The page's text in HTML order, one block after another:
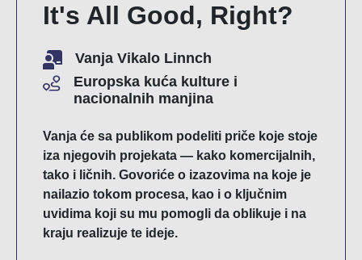
It's All Good, Right?
Vanja Vikalo Linnch
Europska kuća kulture i
nacionalnih manjina
Vanja će sa publikom podeliti priče koje stoje
iza njegovih projekata — kako komercijalnih,
tako i ličnih. Govoriće o izazovima na koje je
nailazio tokom procesa, kao i o ključnim
uvidima koji su mu pomogli da oblikuje i na
kraju realizuje te ideje.